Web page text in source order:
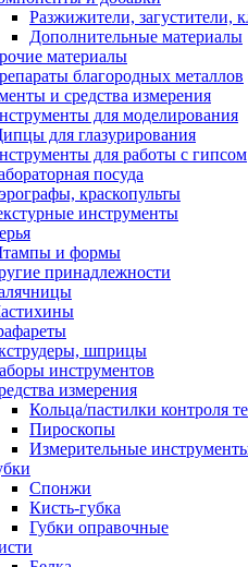
Разжижители, загустители,
Дополнительные материалы
материалы
благородных металлов
и средства измерения
для моделирования
для глазурирования
для работы с гипсом
посуда
краскопульты
инструменты
и формы
принадлежности
шприцы
инструментов
измерения
Кольца/пастилки контроля
Пироскопы
Измерительные
Спонжи
Кисть-губка
Губки оправочные